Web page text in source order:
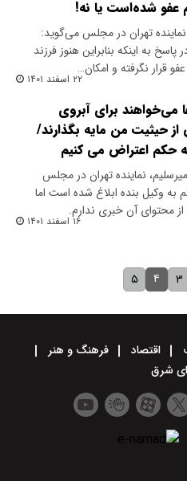
عفو شده‌است یا نه!
نماینده تهران در مجلس می‌گوید:
پاسخ به اینکه بنابراین هنوز فرزند
قرار نگرفته و امکان…
۲۲ اسفند ۱۴۰۱
می‌خواهند برای آبروی
حیثیت من مایه بگذارند/
حکم اعتراض می کنیم
نماینده تهران در مجلس
وکیل بنده ابلاغ شده است اما
از محتوای آن خبری ندارم.
۱۶ اسفند ۱۴۰۱
۳ ۴ ۵
اقتصاد
فرهنگ و هنر
شرق